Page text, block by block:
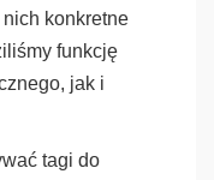
konkretne
funkcję
jak i
tagi do